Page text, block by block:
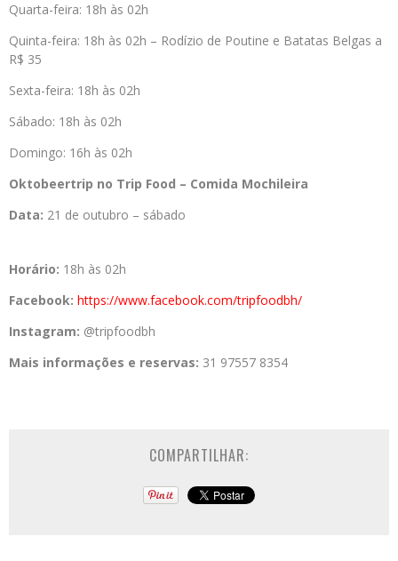
Quarta-feira: 18h às 02h
Quinta-feira: 18h às 02h – Rodízio de Poutine e Batatas Belgas a
R$ 35
Sexta-feira: 18h às 02h
Sábado: 18h às 02h
Domingo: 16h às 02h
Oktobeertrip no Trip Food – Comida Mochileira
Data: 21 de outubro – sábado
Horário: 18h às 02h
Facebook: https://www.facebook.com/tripfoodbh/
Instagram: @tripfoodbh
Mais informações e reservas: 31 97557 8354
COMPARTILHAR: